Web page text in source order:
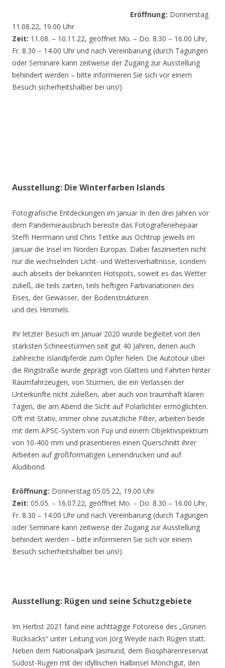
Eröffnung: Donnerstag
11.08.22, 19.00 Uhr
Zeit: 11.08. – 10.11.22, geöffnet Mo. – Do. 8.30 – 16.00 Uhr,
Fr. 8.30 – 14.00 Uhr und nach Vereinbarung (durch Tagungen
oder Seminare kann zeitweise der Zugang zur Ausstellung
behindert werden – bitte informieren Sie sich vor einem
Besuch sicherheitshalber bei uns!)
Ausstellung: Die Winterfarben Islands
Fotografische Entdeckungen im Januar In den drei Jahren vor
dem Pandemieausbruch bereiste das Fotografenehepaar
Steffi Herrmann und Chris Tettke aus Ochtrup jeweils im
Januar die Insel im Norden Europas. Dabei faszinierten nicht
nur die wechselnden Licht- und Wetterverhältnisse, sondern
auch abseits der bekannten Hotspots, soweit es das Wetter
zuließ, die teils zarten, teils heftigen Farbvariationen des
Eises, der Gewässer, der Bodenstrukturen
und des Himmels.
Ihr letzter Besuch im Januar 2020 wurde begleitet von den
stärksten Schneestürmen seit gut 40 Jahren, denen auch
zahlreiche Islandpferde zum Opfer fielen. Die Autotour über
die Ringstraße wurde geprägt von Glatteis und Fahrten hinter
Räumfahrzeugen, von Stürmen, die ein Verlassen der
Unterkünfte nicht zuließen, aber auch von traumhaft klaren
Tagen, die am Abend die Sicht auf Polarlichter ermöglichten.
Oft mit Stativ, immer ohne zusätzliche Filter, arbeiten beide
mit dem APSC-System von Fuji und einem Objektivspektrum
von 10-400 mm und präsentieren einen Querschnitt ihrer
Arbeiten auf großformatigen Leinendrucken und auf
Aludibond.
Eröffnung: Donnerstag 05.05.22, 19.00 Uhr
Zeit: 05.05. – 16.07.22, geöffnet Mo. – Do. 8.30 – 16.00 Uhr,
Fr. 8.30 – 14.00 Uhr und nach Vereinbarung (durch Tagungen
oder Seminare kann zeitweise der Zugang zur Ausstellung
behindert werden – bitte informieren Sie sich vor einem
Besuch sicherheitshalber bei uns!)
Ausstellung: Rügen und seine Schutzgebiete
Im Herbst 2021 fand eine achttägige Fotoreise des „Grünen
Rucksacks“ unter Leitung von Jörg Weyde nach Rügen statt.
Neben dem Nationalpark Jasmund, dem Biosphärenreservat
Südost-Rügen mit der idyllischen Halbinsel Mönchgut, den